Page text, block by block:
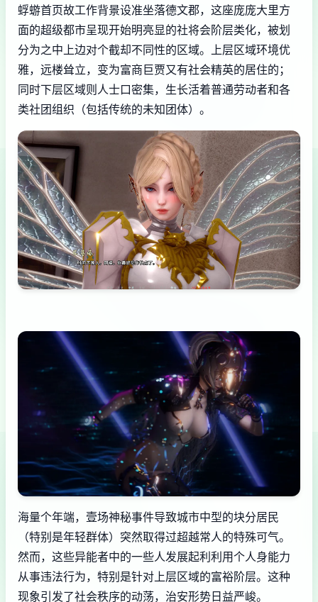
蜉蝣首页故工作背景设准坐落德文郡，这座庞庞大里方
面的超级都市呈现开始明亮显的社将会阶层类化，被划
分为之中上边对个截却不同性的区域。上层区域环境优
雅，远楼耸立，变为富商巨贾又有社会精英的居住的；
同时下层区域则人士口密集，生长活着普通劳动者和各
类社团组织（包括传统的未知团体）。
海量个年端，壹场神秘事件导致城市中型的块分居民
（特别是年轻群体）突然取得过超越常人的特殊可气。
然而，这些异能者中的一些人发展起利利用个人身能力
从事违法行为，特别是针对上层区域的富裕阶层。这种
现象引发了社会秩序的动荡，治安形势日益严峻。